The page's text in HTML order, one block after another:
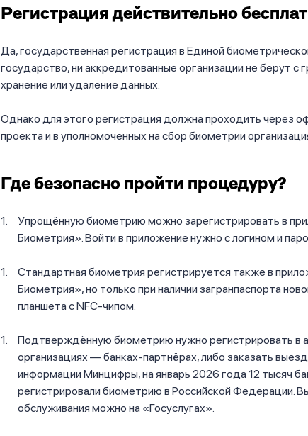
Регистрация действительно
Да, государственная регистрация в Единой
государство, ни аккредитованные организации не берут с
хранение или удаление данных.
Однако для этого регистрация должна проходить через
проекта и в уполномоченных на сбор биометрии
Где безопасно пройти процедуру?
Упрощённую биометрию можно зарегистрировать в
Биометрия». Войти в приложение нужно с логином и
Стандартная биометрия регистрируется также в
Биометрия», но только при наличии загранпаспорта
планшета с NFC-чипом.
Подтверждённую биометрию нужно регистрировать в
организациях — банках-партнёрах, либо заказать
информации Минцифры, на январь 2026 года 12 тысяч
регистрировали биометрию в Российской Федерации.
обслуживания можно на «Госуслугах».